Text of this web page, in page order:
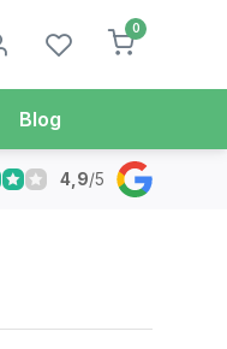
0
Blog
in Huis*
4,9/5